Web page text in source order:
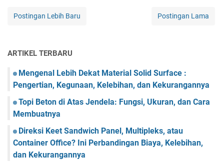
Postingan Lebih Baru Postingan Lama
ARTIKEL TERBARU
Mengenal Lebih Dekat Material Solid Surface :
Pengertian, Kegunaan, Kelebihan, dan Kekurangannya
Topi Beton di Atas Jendela: Fungsi, Ukuran, dan Cara
Membuatnya
Direksi Keet Sandwich Panel, Multipleks, atau
Container Office? Ini Perbandingan Biaya, Kelebihan,
dan Kekurangannya